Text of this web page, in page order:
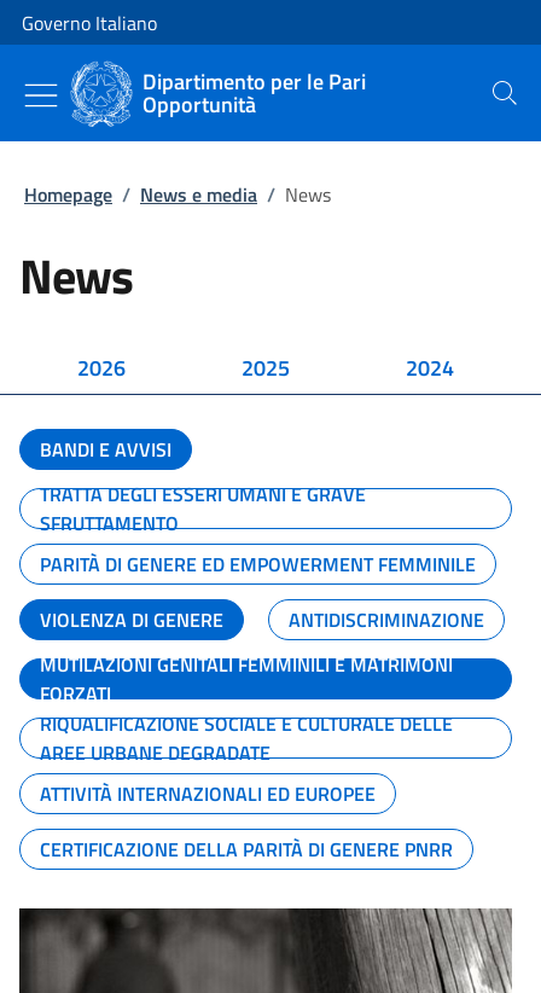
Vai al contenuto
Vai alla navigazione del sito
Governo Italiano
Dipartimento per le Pari
Opportunità Cerca
Homepage / News e media / News
News
2026 2025 2024
BANDI E AVVISI
TRATTA DEGLI ESSERI UMANI E GRAVE
SFRUTTAMENTO
PARITÀ DI GENERE ED EMPOWERMENT FEMMINILE
VIOLENZA DI GENERE
ANTIDISCRIMINAZIONE
MUTILAZIONI GENITALI FEMMINILI E MATRIMONI
FORZATI
RIQUALIFICAZIONE SOCIALE E CULTURALE DELLE
AREE URBANE DEGRADATE
ATTIVITÀ INTERNAZIONALI ED EUROPEE
CERTIFICAZIONE DELLA PARITÀ DI GENERE PNRR